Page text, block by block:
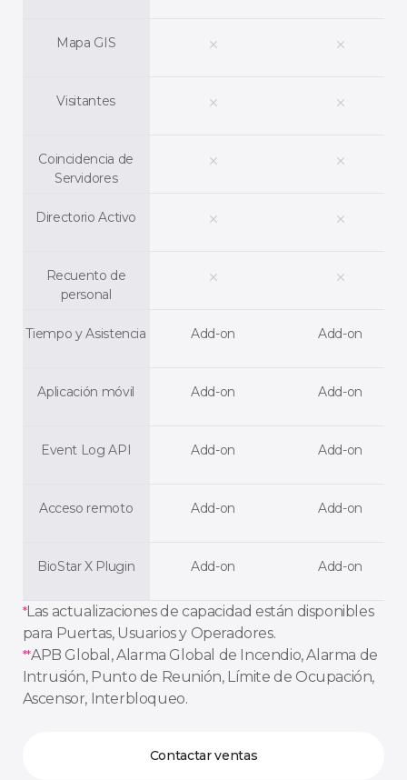
Mapa GIS
Visitantes
Coincidencia de
Servidores
Directorio Activo
Recuento de
personal
Tiempo y Asistencia
Aplicación móvil
Event Log API
Acceso remoto
BioStar X Plugin
clear
clear
clear
clear
clear
Add-on
Add-on
Add-on
Add-on
Add-on
clear
clear
clear
clear
clear
Add-on
Add-on
Add-on
Add-on
Add-on
*Las actualizaciones de capacidad están disponibles
para Puertas, Usuarios y Operadores.
**APB Global, Alarma Global de Incendio, Alarma de
Intrusión, Punto de Reunión, Límite de Ocupación,
Ascensor, Interbloqueo.
Contactar ventas